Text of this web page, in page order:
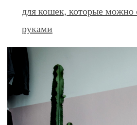
для кошек, которые можно
руками